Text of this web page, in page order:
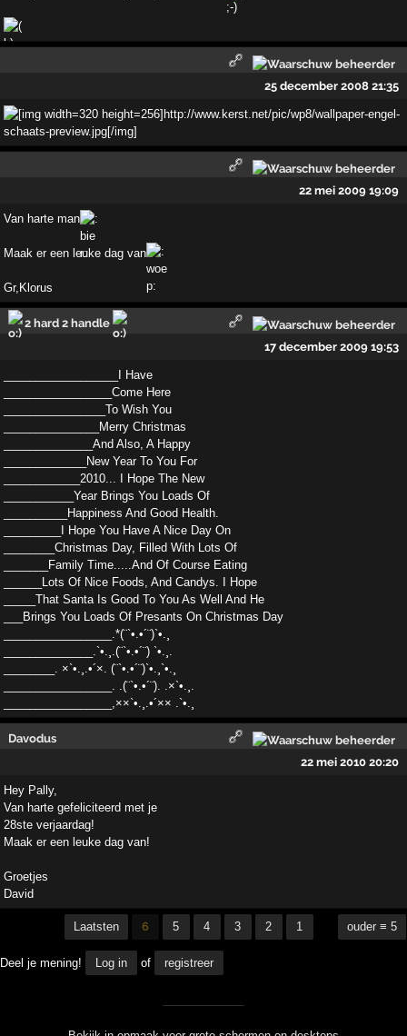
25 december 2008 21:35
22 mei 2009 19:09
Van harte man
Maak er een leuke dag van
Gr,Klorus
2 hard 2 handle
17 december 2009 19:53
__________________I Have
_________________Come Here
________________To Wish You
_______________Merry Christmas
______________And Also, A Happy
_____________New Year To You For
____________2010... I Hope The New
___________Year Brings You Loads Of
__________Happiness And Good Health.
_________I Hope You Have A Nice Day On
________Christmas Day, Filled With Lots Of
_______Family Time.....And Of Course Eating
______Lots Of Nice Foods, And Candys. I Hope
_____That Santa Is Good To You As Well And He
___Brings You Loads Of Presants On Christmas Day
_________________.*(¨`•.•´¨)`•.¸
______________.`•.¸.(¨`•.•´¨) `•.¸.
________. ×`•.¸.•´×. (¨`•.•´¨)`•.¸`•.¸
_________________. .(¨`•.•´¨). .×`•.¸.
_________________,××`•.¸.•´×× .`•.¸
Davodus
22 mei 2010 20:20
Hey Pally,
Van harte gefeliciteerd met je
28ste verjaardag!
Maak er een leuke dag van!
Groetjes
David
Laatsten 6 5 4 3 2 1 ouder ≡ 5
Deel je mening! Log in of registreer